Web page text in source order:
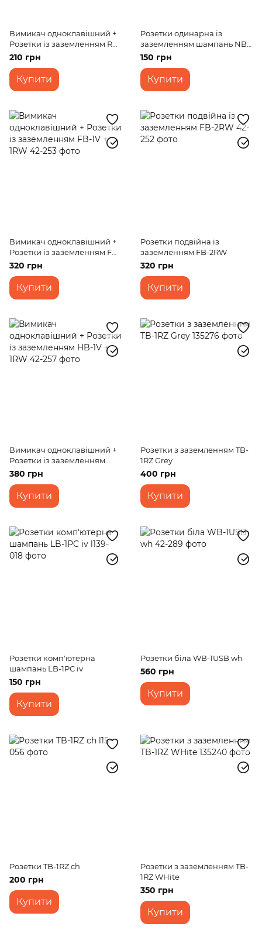
Вимикач одноклавішний +
Розетки із заземленням RB-
1V + 1RW
210 грн
Купити
Розетки одинарна із
заземленням шампань NB-
1RZ iv
150 грн
Купити
Вимикач одноклавішний +
Розетки із заземленням FB-
1V + 1RW
320 грн
Купити
Розетки подвійна із
заземленням FB-2RW
320 грн
Купити
Вимикач одноклавішний +
Розетки із заземленням
HB-1V + 1RW
380 грн
Купити
Розетки з заземленням TB-
1RZ Grey
400 грн
Купити
Розетки комп'ютерна
шампань LB-1PC iv
150 грн
Купити
Розетки біла WB-1USB wh
560 грн
Купити
Розетки TB-1RZ ch
200 грн
Купити
Розетки з заземленням TB-
1RZ WHite
350 грн
Купити